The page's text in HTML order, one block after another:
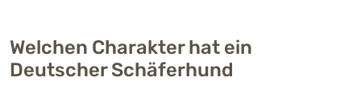
Merkmale
Welchen Charakter hat ein
Deutscher Schäferhund